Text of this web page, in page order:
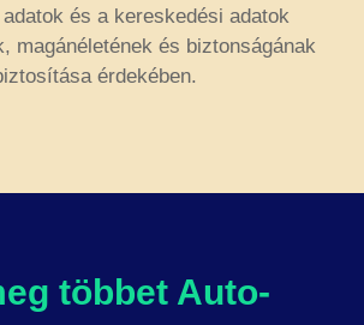
és a kereskedési adatok
magánéletének és biztonságának
érdekében.
többet Auto-